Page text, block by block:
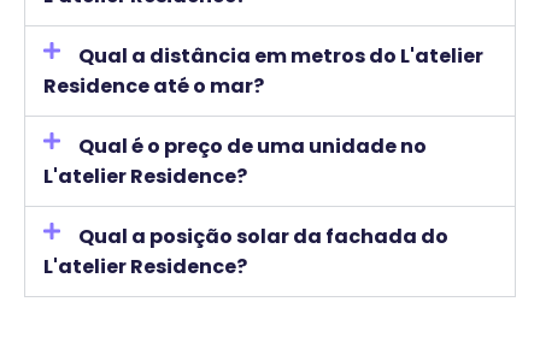
Qual a distância em metros do L'atelier
Residence até o mar?
Qual é o preço de uma unidade no
L'atelier Residence?
Qual a posição solar da fachada do
L'atelier Residence?